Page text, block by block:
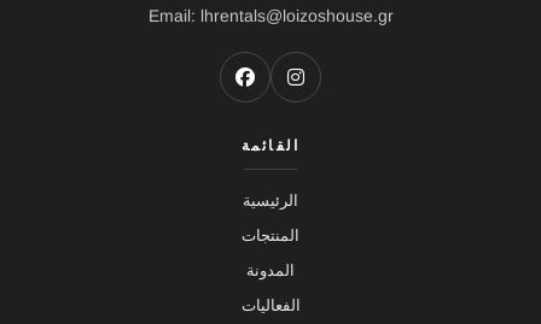
Email: lhrentals@loizoshouse.gr
القائمة
الرئيسية
المنتجات
المدونة
الفعاليات